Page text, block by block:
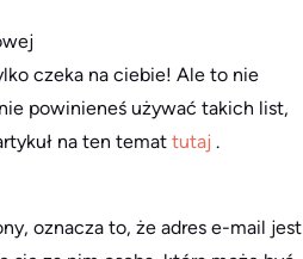
czeka na ciebie! Ale to nie
powinieneś używać takich list,
na ten temat tutaj .
oznacza to, że adres e-mail jest